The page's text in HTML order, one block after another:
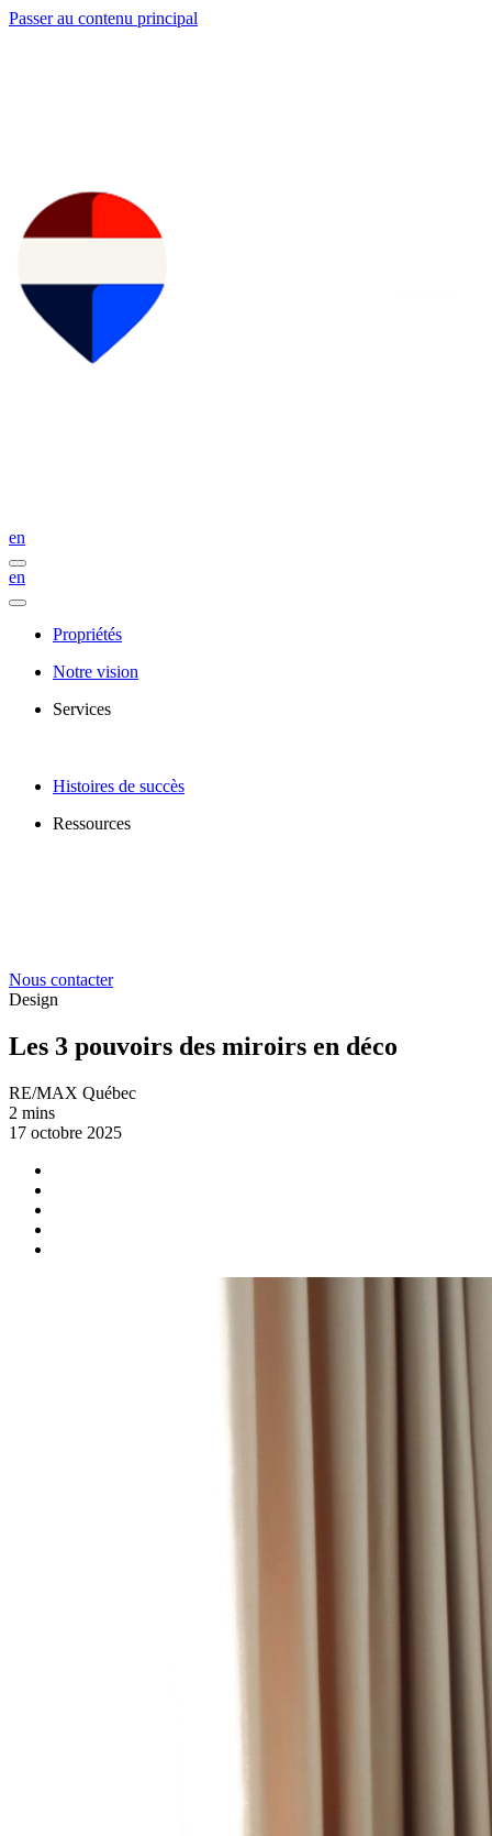
Passer au contenu principal
en
en
Propriétés
Notre vision
Services
Histoires de succès
Ressources
Nous contacter
Design
Les 3 pouvoirs des miroirs en déco
RE/MAX Québec
2 mins
17 octobre 2025